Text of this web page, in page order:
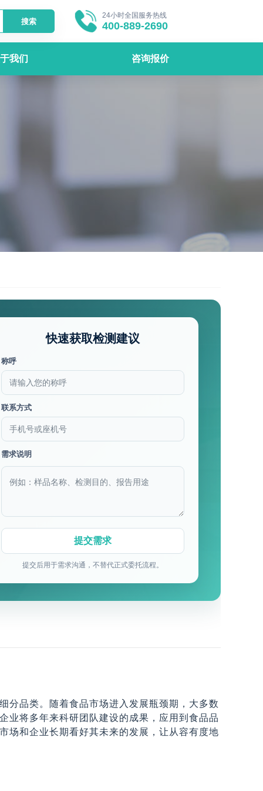
搜索
24小时全国服务热线
400-889-2690
我们 咨询报价
快速获取检测建议
称呼
联系方式
需求说明
提交后用于需求沟通，不替代正式委托流程。
分品类。随着食品市场进入发展瓶颈期，大多数
业将多年来科研团队建设的成果，应用到食品品
场和企业长期看好其未来的发展，让从容有度地